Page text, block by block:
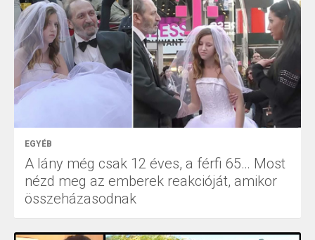
EGYÉB
A lány még csak 12 éves, a férfi 65… Most
nézd meg az emberek reakcióját, amikor
összeházasodnak